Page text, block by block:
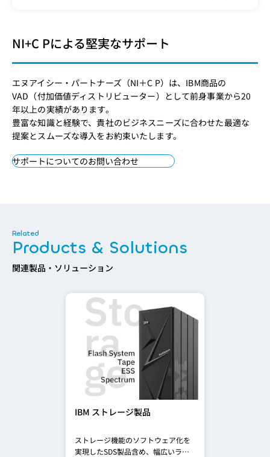
NI+C Pによる堅実なサポート
エヌアイシー・パートナーズ（NI＋C P）は、IBM商品の
VAD（付加価値ディストリビューター）として前身事業から20
年以上の実績があります。
豊富な知識と経験で、貴社のビジネスニーズに合わせた最適な
提案とスムーズな導入をお約束いたします。
サポートについてのお問い合わせ
Products & Solutions
関連製品・ソリューション
IBM ストレージ製品
ストレージ機能のソフトウェア化を
実現したSDS製品含め、幅広いライ